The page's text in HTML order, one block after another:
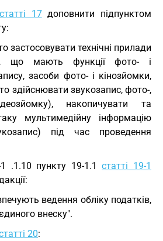
статті 17доповнити підпунктом
застосовувати технічні прилади
що мають функції фото- і
засоби фото- і кінозйомки,
здійснювати звукозапис, фото-,
накопичувати та
мультимедійну інформацію
під час проведення
1 .1.10 пункту 19-1.1статті 19-1
ведення обліку податків,
внеску".
20: